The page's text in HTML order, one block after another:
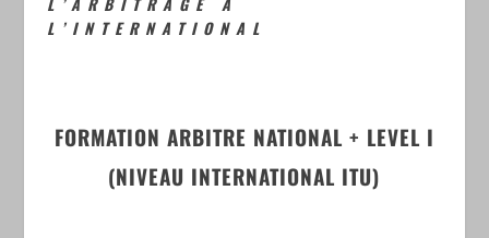
L’INTERNATIONAL
FORMATION ARBITRE NATIONAL + LEVEL I
(NIVEAU INTERNATIONAL ITU)